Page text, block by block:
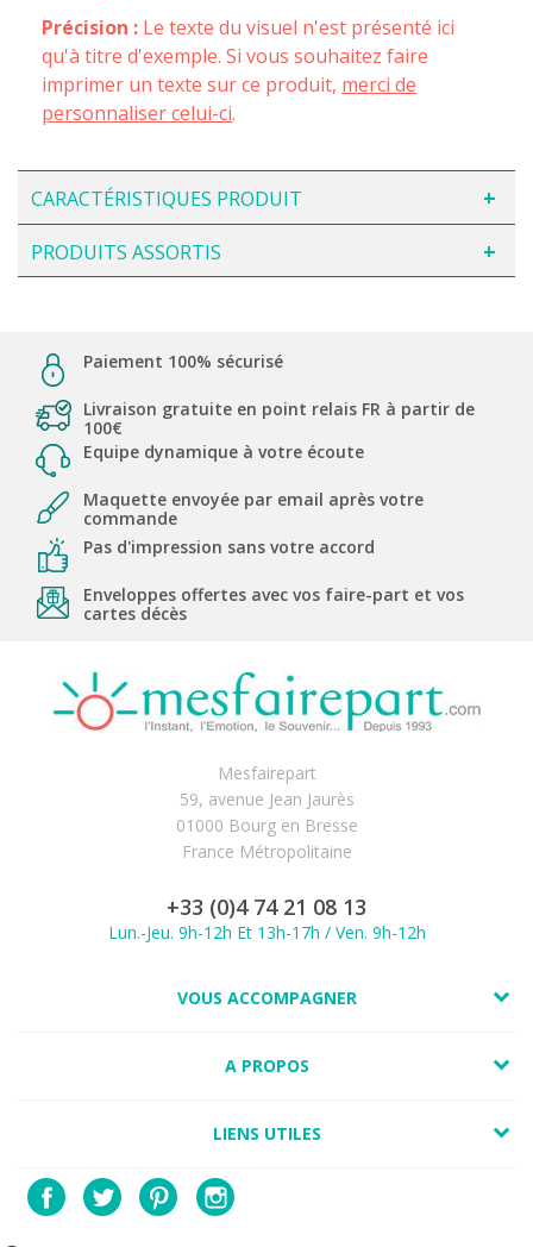
Précision : Le texte du visuel n'est présenté ici
qu'à titre d'exemple. Si vous souhaitez faire
imprimer un texte sur ce produit, merci de
personnaliser celui-ci.
CARACTÉRISTIQUES PRODUIT
PRODUITS ASSORTIS
Paiement 100% sécurisé
Livraison gratuite en point relais FR à partir de
100€
Equipe dynamique à votre écoute
Maquette envoyée par email après votre
commande
Pas d'impression sans votre accord
Enveloppes offertes avec vos faire-part et vos
cartes décès
Mesfairepart
59, avenue Jean Jaurès
01000 Bourg en Bresse
France Métropolitaine
+33 (0)4 74 21 08 13
Lun.-Jeu. 9h-12h Et 13h-17h / Ven. 9h-12h
VOUS ACCOMPAGNER
A PROPOS
LIENS UTILES